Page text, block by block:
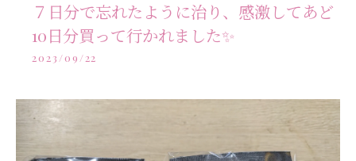
７日分で忘れたように治り、感激してあど
10日分買って行かれました✨
2023/09/22